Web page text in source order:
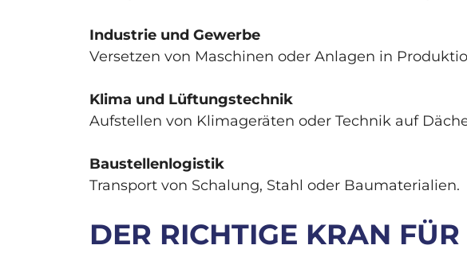
Industrie und Gewerbe
Versetzen von Maschinen oder Anlagen in
Klima und Lüftungstechnik
Aufstellen von Klimageräten oder Technik auf
Baustellenlogistik
Transport von Schalung, Stahl oder Baumaterialien.
DER RICHTIGE KRAN